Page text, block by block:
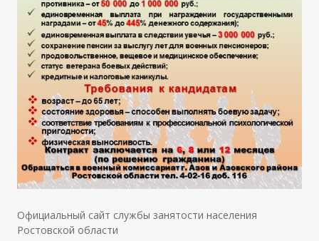
Официальный сайт службы занятости населения
Ростовской области